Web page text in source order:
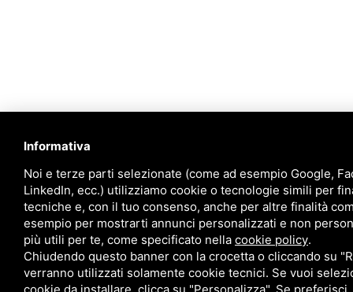
Informativa
Noi e terze parti selezionate (come ad esempio Google,
LinkedIn, ecc.) utilizziamo cookie o tecnologie simili per
tecniche e, con il tuo consenso, anche per altre finalità
esempio per mostrarti annunci personalizzati e non
più utili per te, come specificato nella cookie policy.
Chiudendo questo banner con la crocetta o cliccando su
verranno utilizzati solamente cookie tecnici. Se vuoi